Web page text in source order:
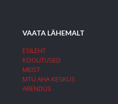
VAATA LÄHEMALT
ESILEHT
KOOLITUSED
MEIST
MTÜ AHA KESKUS
ARENDUS